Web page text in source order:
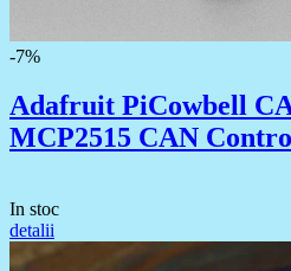
-7%
Adafruit PiCowbell
MCP2515 CAN
In stoc
detalii